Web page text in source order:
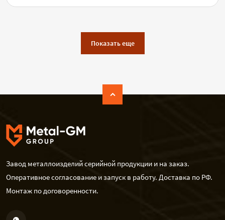
Показать еще
Завод металлоизделий серийной продукции и на заказ.
Оперативное согласование и запуск в работу. Доставка по РФ.
Монтаж по договоренности.